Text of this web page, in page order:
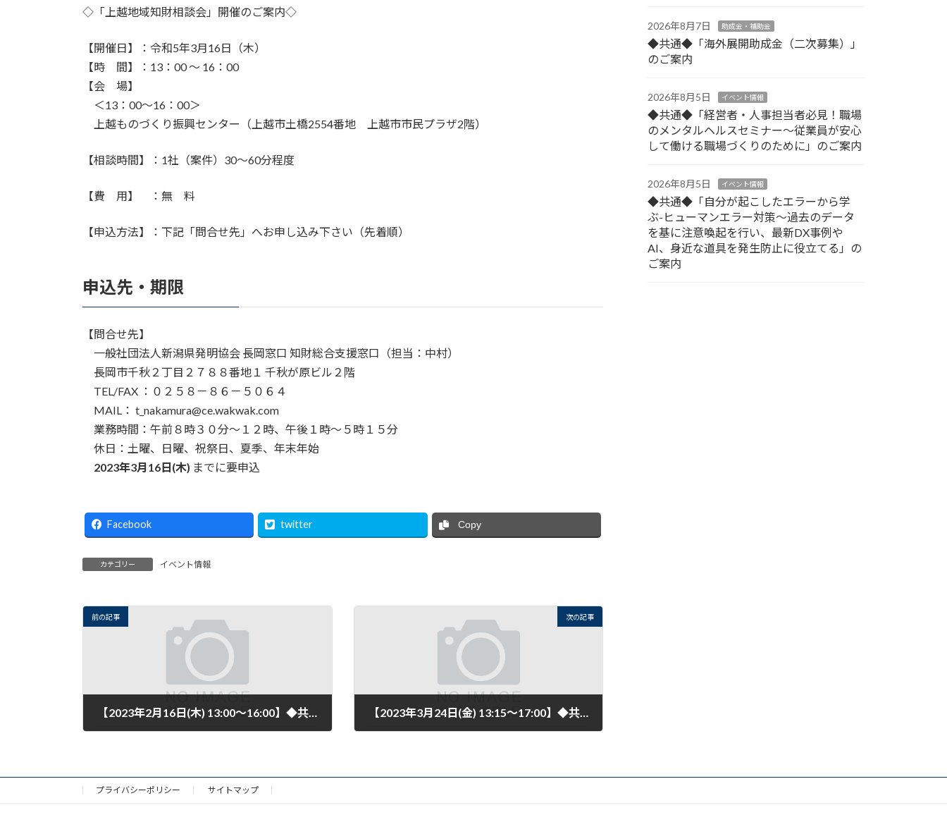
◇「上越地域知財相談会」開催のご案内◇
【開催日】：令和5年3月16日（木）
【時 間】：13：00 ～ 16：00
【会 場】
＜13：00～16：00＞
上越ものづくり振興センター（上越市土橋2554番地 上越市市民プラザ2階）
【相談時間】：1社（案件）30～60分程度
【費 用】 ：無 料
【申込方法】：下記「問合せ先」へお申し込み下さい（先着順）
申込先・期限
【問合せ先】
一般社団法人新潟県発明協会 長岡窓口 知財総合支援窓口（担当：中村）
長岡市千秋２丁目２７８８番地１ 千秋が原ビル２階
TEL/FAX ：０２５８－８６－５０６４
MAIL： t_nakamura@ce.wakwak.com
業務時間：午前８時３０分～１２時、午後１時～５時１５分
休日：土曜、日曜、祝祭日、夏季、年末年始
2023年3月16日(木) までに要申込
Facebook twitter Copy
カテゴリー イベント情報
前の記事 次の記事
【2023年3月24日(金) 13:15～17:00】◆共通◆ 上越ものづくり振興センター 「ものづくり支援制度説明会」のご案内
2026年8月7日 助成金・補助金
◆共通◆「海外展開助成金（二次募集）」
のご案内
2026年8月5日 イベント情報
◆共通◆「経営者・人事担当者必見！職場
のメンタルヘルスセミナー～従業員が安心
して働ける職場づくりのために」のご案内
2026年8月5日 イベント情報
◆共通◆「自分が起こしたエラーから学
ぶ-ヒューマンエラー対策～過去のデータ
を基に注意喚起を行い、最新DX事例や
AI、身近な道具を発生防止に役立てる」の
ご案内
プライバシーポリシー サイトマップ